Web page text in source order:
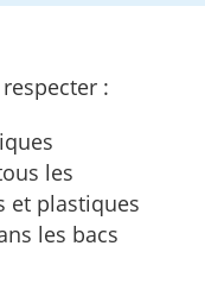
:
les
et plastiques
les bacs